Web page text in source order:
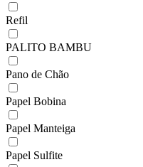
Refil
PALITO BAMBU
Pano de Chão
Papel Bobina
Papel Manteiga
Papel Sulfite